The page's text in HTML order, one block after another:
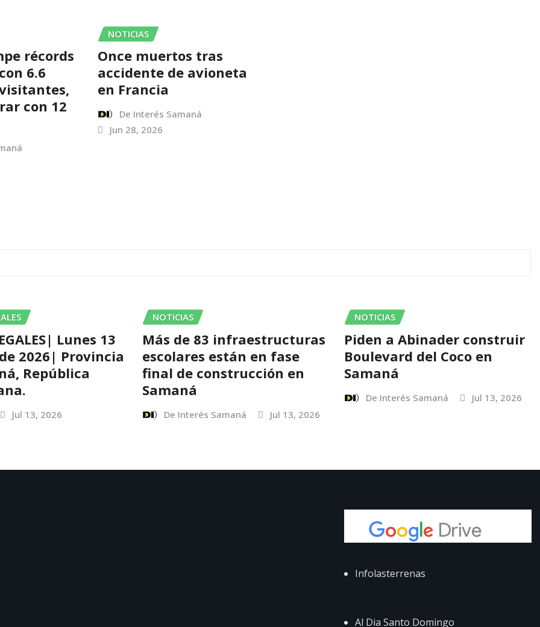
récords
6.6
con 12
NOTICIAS
Once muertos tras
accidente de avioneta
en Francia
De Interés Samaná
Jun 28, 2026
Lunes 13
2026| Provincia
República
Jul 13, 2026
NOTICIAS
Más de 83 infraestructuras
escolares están en fase
final de construcción en
Samaná
De Interés Samaná Jul 13, 2026
NOTICIAS
Piden a Abinader construir
Boulevard del Coco en
Samaná
De Interés Samaná Jul 13, 2026
Infolasterrenas
Al Dia Santo Domingo